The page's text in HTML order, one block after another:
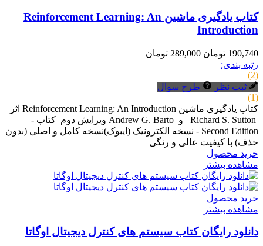
کتاب یادگیری ماشین Reinforcement Learning: An
Introduction
190,740 تومان
289,000 تومان
رتبه بندی:
(2)
ثبت نظر
طرح سوال
(1)
کتاب یادگیری ماشین Reinforcement Learning: An Introduction اثر
Richard S. Sutton و Andrew G. Barto ویرایش دوم کتاب -
Second Edition - نسخه الکترونیک (ایبوک)نسخه کامل و اصلی (بدون
حذف) با کیفیت عالی و رنگی
خرید محصول
مشاهده بیشتر
خرید محصول
مشاهده بیشتر
دانلود رایگان کتاب سیستم های کنترل دیجیتال اوگاتا